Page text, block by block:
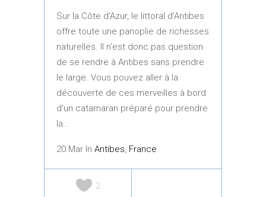
Sur la Côte d’Azur, le littoral d’Antibes
offre toute une panoplie de richesses
naturelles. Il n’est donc pas question
de se rendre à Antibes sans prendre
le large. Vous pouvez aller à la
découverte de ces merveilles à bord
d’un catamaran préparé pour prendre
la…
20 Mar In Antibes, France
2